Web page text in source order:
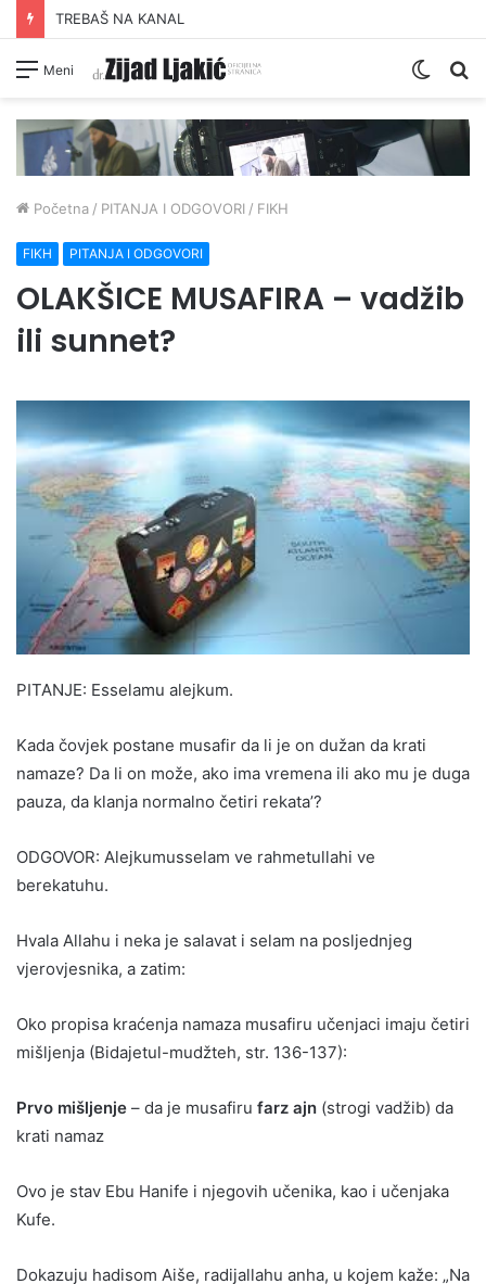
ŠUTNJA DAIJA O PRONEVJERI ZEKATA OD STRANE IZ-a
Meni
Switch
Početna / PITANJA I ODGOVORI / FIKH
FIKH PITANJA I ODGOVORI
OLAKŠICE MUSAFIRA – vadžib
ili sunnet?
PITANJE: Esselamu alejkum.
Kada čovjek postane musafir da li je on dužan da krati
namaze? Da li on može, ako ima vremena ili ako mu je duga
pauza, da klanja normalno četiri rekata’?
ODGOVOR: Alejkumusselam ve rahmetullahi ve
berekatuhu.
Hvala Allahu i neka je salavat i selam na posljednjeg
vjerovjesnika, a zatim:
Oko propisa kraćenja namaza musafiru učenjaci imaju četiri
mišljenja (Bidajetul-mudžteh, str. 136-137):
Prvo mišljenje – da je musafiru farz ajn (strogi vadžib) da
krati namaz
Ovo je stav Ebu Hanife i njegovih učenika, kao i učenjaka
Kufe.
Dokazuju hadisom Aiše, radijallahu anha, u kojem kaže: „Na